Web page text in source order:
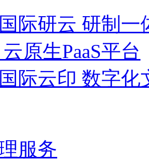
际研云 研制
原生PaaS平台
际云印 数字化
服务